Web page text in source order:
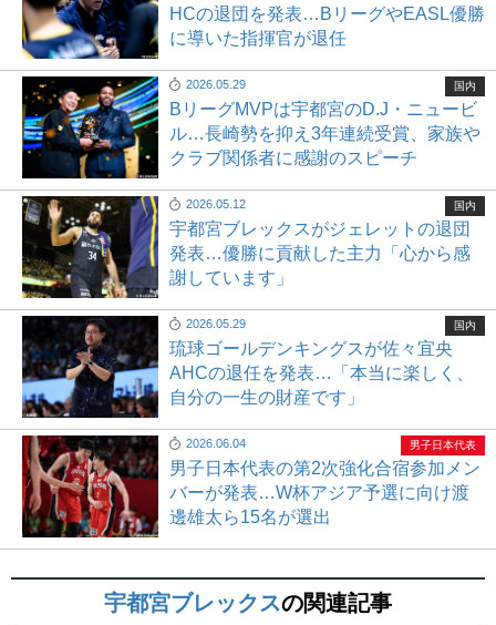
HCの退団を発表…BリーグやEASL優勝
に導いた指揮官が退任
2026.05.29
BリーグMVPは宇都宮のD.J・ニュービ
ル…長崎勢を抑え3年連続受賞、家族や
クラブ関係者に感謝のスピーチ
国内
2026.05.12
宇都宮ブレックスがジェレットの退団
発表…優勝に貢献した主力「心から感
謝しています」
国内
2026.05.29
琉球ゴールデンキングスが佐々宜央
AHCの退任を発表…「本当に楽しく、
自分の一生の財産です」
国内
2026.06.04
男子日本代表の第2次強化合宿参加メン
バーが発表…W杯アジア予選に向け渡
邊雄太ら15名が選出
男子日本代表
宇都宮ブレックスの関連記事